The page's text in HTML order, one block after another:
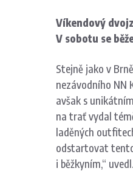
Víkendový
V sobotu se
Stejně jako v
nezávodního NN
avšak s
na trať vydal
laděných
odstartovat tento
i běžkyním,“ uvedl.